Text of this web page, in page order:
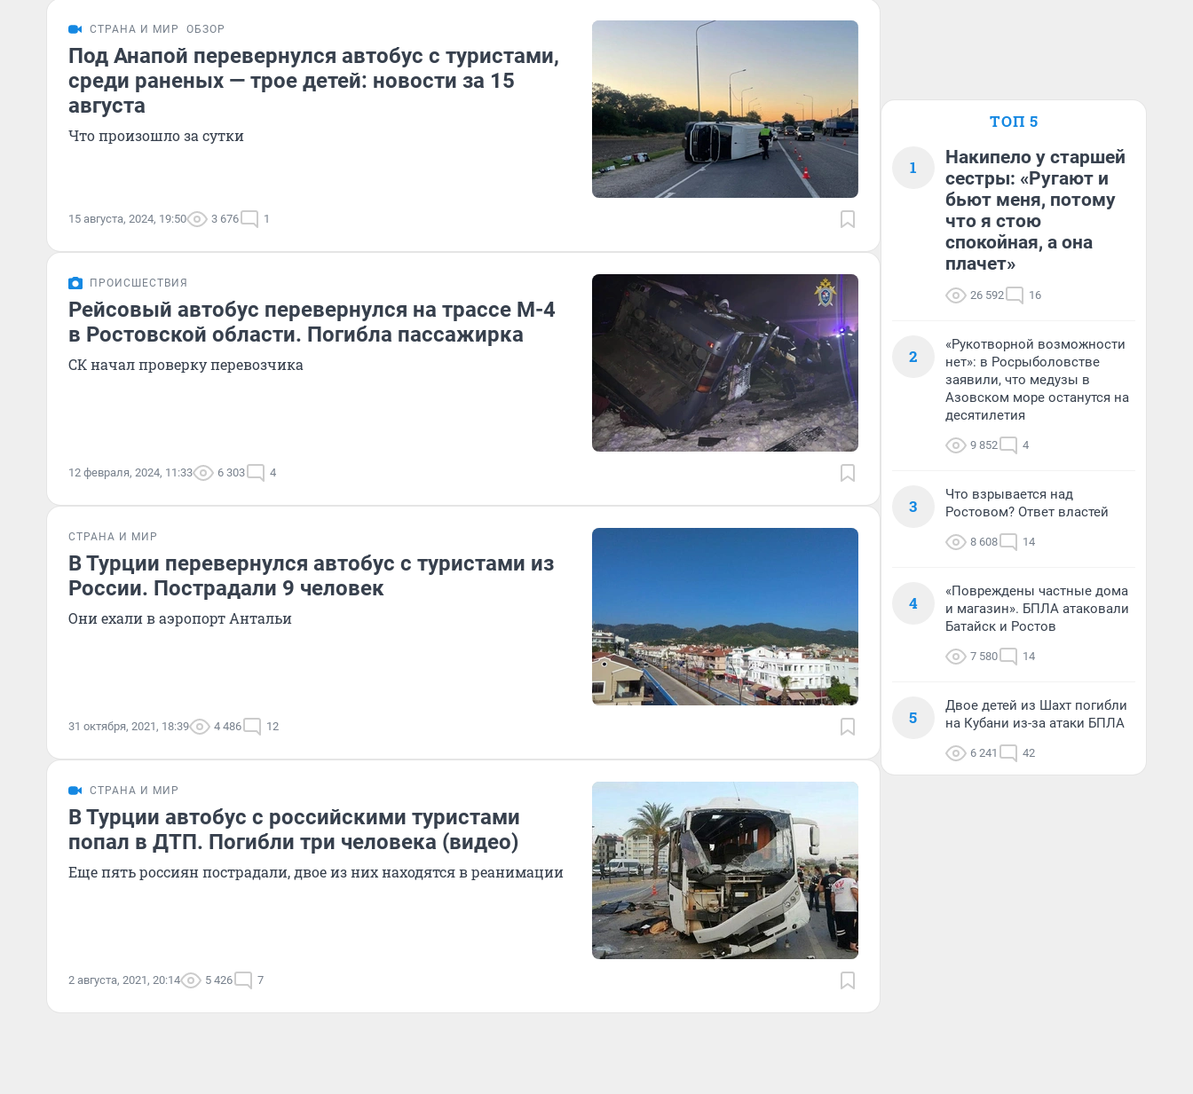
СТРАНА И МИР ОБЗОР
Под Анапой перевернулся автобус с туристами,
среди раненых — трое детей: новости за 15
августа
Что произошло за сутки
15 августа, 2024, 19:50 3 676 1
ПРОИСШЕСТВИЯ
Рейсовый автобус перевернулся на трассе М-4
в Ростовской области. Погибла пассажирка
СК начал проверку перевозчика
12 февраля, 2024, 11:33 6 303 4
СТРАНА И МИР
В Турции перевернулся автобус с туристами из
России. Пострадали 9 человек
Они ехали в аэропорт Антальи
31 октября, 2021, 18:39 4 486 12
СТРАНА И МИР
В Турции автобус с российскими туристами
попал в ДТП. Погибли три человека (видео)
Еще пять россиян пострадали, двое из них находятся в реанимации
2 августа, 2021, 20:14 5 426 7
ТОП 5
1
Накипело у старшей
сестры: «Ругают и
бьют меня, потому
что я стою
спокойная, а она
плачет»
26 592 16
2
«Рукотворной возможности
нет»: в Росрыболовстве
заявили, что медузы в
Азовском море останутся на
десятилетия
9 852 4
3
Что взрывается над
Ростовом? Ответ властей
8 608 14
4
«Повреждены частные дома
и магазин». БПЛА атаковали
Батайск и Ростов
7 580 14
5
Двое детей из Шахт погибли
на Кубани из-за атаки БПЛА
6 241 42